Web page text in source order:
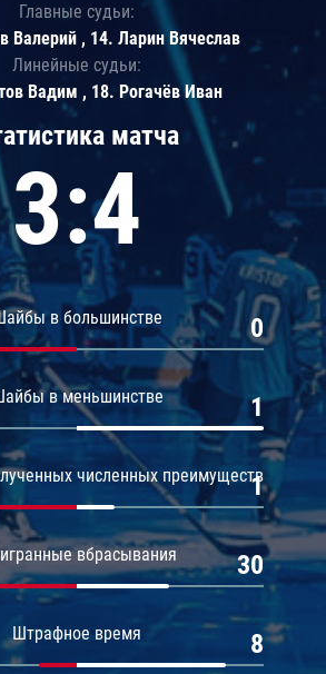
матча
3:4
в большинстве 0
в меньшинстве 1
численных преимуществ
1
вбрасывания 30
Штрафное время 8
Главные судьи:
Валерий , 14. Ларин Вячеслав
Линейные судьи:
Вадим , 18. Рогачёв Иван